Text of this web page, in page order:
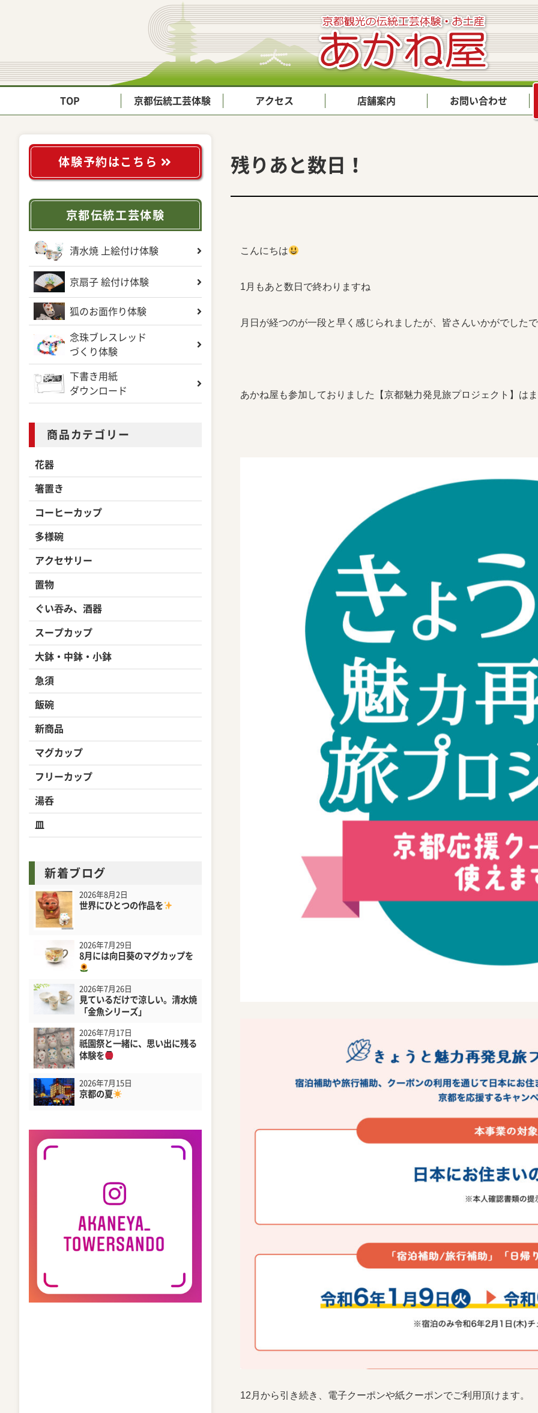
TOP 京都伝統工芸体験 アクセス 店舗案内 お問い合わせ
体験予約はこちら
京都伝統工芸体験
清水焼 上絵付け体験
京扇子 絵付け体験
狐のお面作り体験
念珠ブレスレッド
づくり体験
下書き用紙
ダウンロード
商品カテゴリー
花器
箸置き
コーヒーカップ
多様碗
アクセサリー
置物
ぐい吞み、酒器
スープカップ
大鉢・中鉢・小鉢
急須
飯碗
新商品
マグカップ
フリーカップ
湯呑
皿
新着ブログ
2026年8月2日
世界にひとつの作品を
2026年7月29日
8月には向日葵のマグカップを
2026年7月26日
見ているだけで涼しい。清水焼
「金魚シリーズ」
2026年7月17日
祇園祭と一緒に、思い出に残る
体験を
2026年7月15日
京都の夏
残りあと数日！
こんにちは
1月もあと数日で終わりますね
月日が経つのが一段と早く感じられましたが、皆さんいかがでした
あかね屋も参加しておりました【京都魅力発見旅プロジェクト】は
12月から引き続き、電子クーポンや紙クーポンでご利用頂けます。